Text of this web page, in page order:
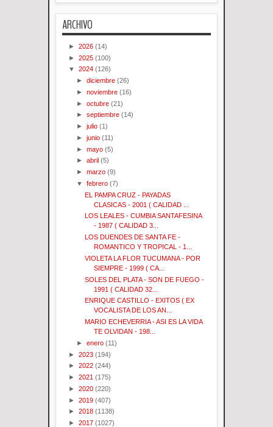
ARCHIVO
► 2026 (14)
► 2025 (100)
▼ 2024 (126)
►diciembre (26)
►noviembre (16)
►octubre (21)
►septiembre (14)
►julio (1)
►junio (11)
►mayo (5)
►abril (5)
►marzo (9)
▼febrero (7)
EL PAMPA CRUZ - PAYADAS
CLASICAS - 2001 ( CALIDAD ...
LOS LEALES - CUMBIA SANTAFESINA
- 1987 ( CALIDAD 3...
LOS DUENDES DE SANTA FE -
ROMANTICO Y TROPICAL - 1...
VIOLETA LA FLOR TUCUMANA - POR
SIEMPRE - 1999 ( CA...
SOLES DEL PLATA - SON DE FUEGO -
1991 ( CALIDAD 32...
ENRIQUE CASTILLO - EXITOS ( EX
VOCALISTA DE LOS AN...
MARIO ECHEVERRIA - ASI ES LA VIDA
TE OLVIDAN - 198...
►enero (11)
► 2023 (194)
► 2022 (244)
► 2021 (175)
► 2020 (220)
► 2019 (407)
► 2018 (1138)
► 2017 (1027)